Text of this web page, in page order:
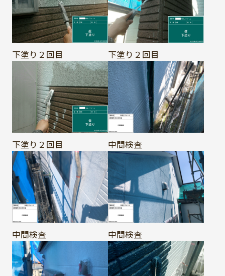
下塗り２回目 下塗り２回目
下塗り２回目 中間検査
中間検査 中間検査